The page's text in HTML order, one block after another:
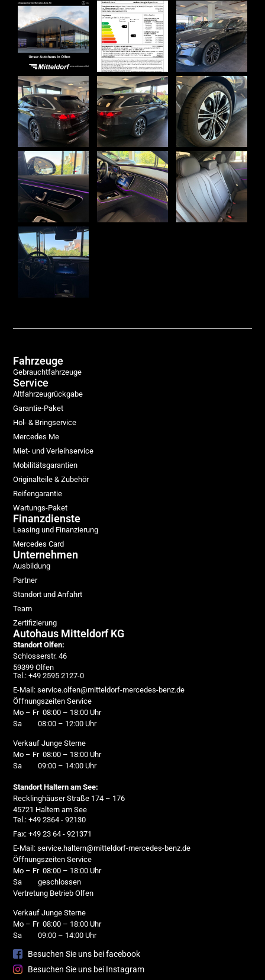
Fahrzeuge
Gebrauchtfahrzeuge
Service
Altfahrzeugrückgabe
Garantie-Paket
Hol- & Bringservice
Mercedes Me
Miet- und Verleihservice
Mobilitätsgarantien
Originalteile & Zubehör
Reifengarantie
Wartungs-Paket
Finanzdienste
Leasing und Finanzierung
Mercedes Card
Unternehmen
Ausbildung
Partner
Standort und Anfahrt
Team
Zertifizierung
Autohaus Mitteldorf KG
Standort Olfen:
Schlosserstr. 46
59399 Olfen
Tel.: +49 2595 2127-0
E-Mail: service.olfen@mitteldorf-mercedes-benz.de
Öffnungszeiten Service
Mo – Fr 08:00 – 18:00 Uhr
Sa 08:00 – 12:00 Uhr
Verkauf Junge Sterne
Mo – Fr 08:00 – 18:00 Uhr
Sa 09:00 – 14:00 Uhr
Standort Haltern am See:
Recklinghäuser Straße 174 – 176
45721 Haltern am See
Tel.: +49 2364 - 92130
Fax: +49 23 64 - 921371
E-Mail: service.haltern@mitteldorf-mercedes-benz.de
Öffnungszeiten Service
Mo – Fr 08:00 – 18:00 Uhr
Sa geschlossen
Vertretung Betrieb Olfen
Verkauf Junge Sterne
Mo – Fr 08:00 – 18:00 Uhr
Sa 09:00 – 14:00 Uhr
Besuchen Sie uns bei facebook
Besuchen Sie uns bei Instagram